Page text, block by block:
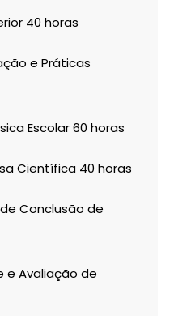
40 horas
e Práticas
Escolar 60 horas
Científica 40 horas
Conclusão de
e Avaliação de